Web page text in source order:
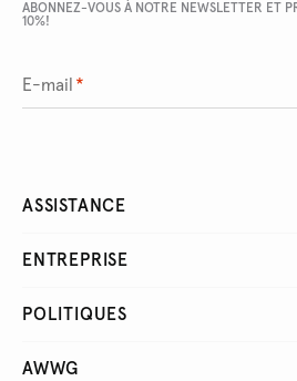
ABONNEZ-VOUS À NOTRE NEWSLETTER ET
10%!
E-mail *
ASSISTANCE
ENTREPRISE
POLITIQUES
AWWG